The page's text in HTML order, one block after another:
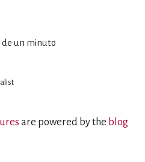
de un minuto
are powered by the blog